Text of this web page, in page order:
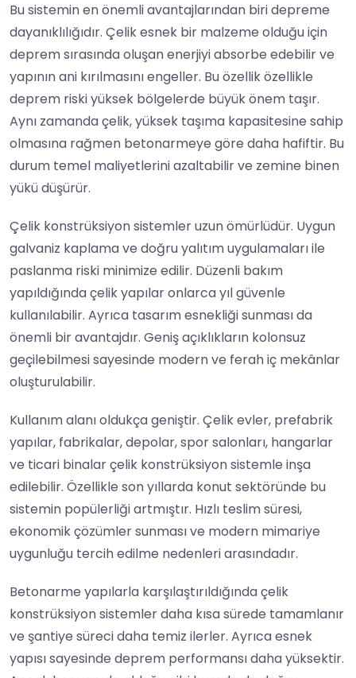
Bu sistemin en önemli avantajlarından biri depreme
dayanıklılığıdır. Çelik esnek bir malzeme olduğu için
deprem sırasında oluşan enerjiyi absorbe edebilir ve
yapının ani kırılmasını engeller. Bu özellik özellikle
deprem riski yüksek bölgelerde büyük önem taşır.
Aynı zamanda çelik, yüksek taşıma kapasitesine sahip
olmasına rağmen betonarmeye göre daha hafiftir. Bu
durum temel maliyetlerini azaltabilir ve zemine binen
yükü düşürür.
Çelik konstrüksiyon sistemler uzun ömürlüdür. Uygun
galvaniz kaplama ve doğru yalıtım uygulamaları ile
paslanma riski minimize edilir. Düzenli bakım
yapıldığında çelik yapılar onlarca yıl güvenle
kullanılabilir. Ayrıca tasarım esnekliği sunması da
önemli bir avantajdır. Geniş açıklıkların kolonsuz
geçilebilmesi sayesinde modern ve ferah iç mekânlar
oluşturulabilir.
Kullanım alanı oldukça geniştir. Çelik evler, prefabrik
yapılar, fabrikalar, depolar, spor salonları, hangarlar
ve ticari binalar çelik konstrüksiyon sistemle inşa
edilebilir. Özellikle son yıllarda konut sektöründe bu
sistemin popülerliği artmıştır. Hızlı teslim süresi,
ekonomik çözümler sunması ve modern mimariye
uygunluğu tercih edilme nedenleri arasındadır.
Betonarme yapılarla karşılaştırıldığında çelik
konstrüksiyon sistemler daha kısa sürede tamamlanır
ve şantiye süreci daha temiz ilerler. Ayrıca esnek
yapısı sayesinde deprem performansı daha yüksektir.